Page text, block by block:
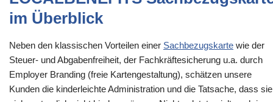
im Überblick
Neben den klassischen Vorteilen einer Sachbezugskarte wie der
Steuer- und Abgabenfreiheit, der Fachkräftesicherung u.a. durch
Employer Branding (freie Kartengestaltung), schätzen unsere
Kunden die kinderleichte Administration und die Tatsache, dass sie